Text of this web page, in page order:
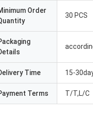
Order
30 PCS
Time 15-
Terms T/T,L/C